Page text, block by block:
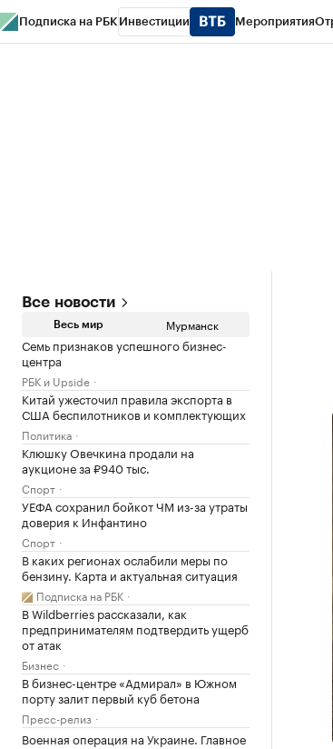
Подписка на РБК Инвестиции Мероприятия
Все новости
Весь мир Мурманск
Семь признаков успешного бизнес-
центра
РБК и Upside
Китай ужесточил правила экспорта в
США беспилотников и комплектующих
Политика
Клюшку Овечкина продали на
аукционе за ₽940 тыс.
Спорт
УЕФА сохранил бойкот ЧМ из-за утраты
доверия к Инфантино
Спорт
В каких регионах ослабили меры по
бензину. Карта и актуальная ситуация
Подписка на РБК
В Wildberries рассказали, как
предпринимателям подтвердить ущерб
от атак
Бизнес
В бизнес-центре «Адмирал» в Южном
порту залит первый куб бетона
Пресс-релиз
Военная операция на Украине. Главное